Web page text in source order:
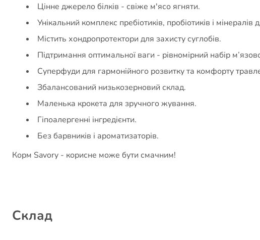
Цінне джерело білків - свіже м'ясо ягняти.
Унікальний комплекс пребіотиків, пробіотиків і мінералів
Містить хондропротектори для захисту суглобів.
Підтримання оптимальної ваги - рівномірний набір
Суперфуди для гармонійного розвитку та комфорту
Збалансований низькозерновий склад.
Маленька крокета для зручного жування.
Гіпоалергенні інгредієнти.
Без барвників і ароматизаторів.
Корм Savory - корисне може бути смачним!
Cклад